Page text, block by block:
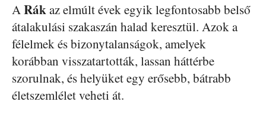
ARákaz elmúlt évek egyik legfontosabb belső
átalakulási szakaszán halad keresztül. Azok a
félelmek és bizonytalanságok, amelyek
korábban visszatartották, lassan háttérbe
szorulnak, és helyüket egy erősebb, bátrabb
életszemlélet veheti át.